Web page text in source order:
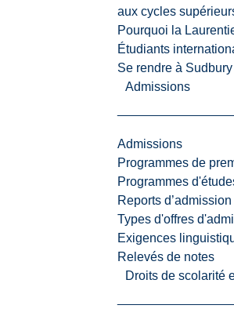
aux cycles
Pourquoi la
Étudiants
Se rendre à Sudbury
Admissions
Admissions
Programmes de
Programmes
Reports d’admission
Types d'offres
Exigences
Relevés de notes
Droits de scolarité